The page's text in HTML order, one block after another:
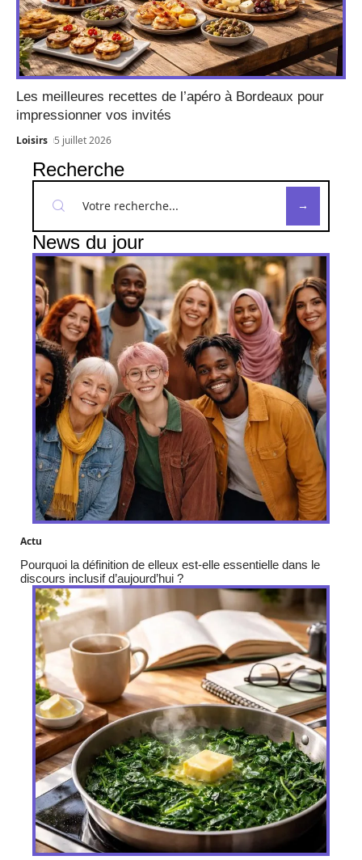
Les meilleures recettes de l’apéro à Bordeaux pour
impressionner vos invités
Loisirs 5 juillet 2026
Recherche
News du jour
Actu
Pourquoi la définition de elleux est-elle essentielle dans le
discours inclusif d’aujourd’hui ?